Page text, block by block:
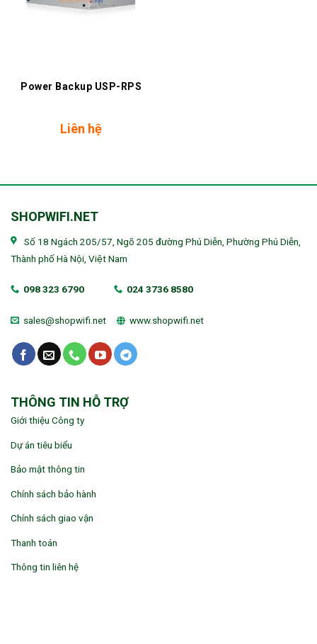
Power Backup USP-RPS
Liên hệ
SHOPWIFI.NET
Số 18 Ngách 205/57, Ngõ 205 đường Phú Diễn, Phường Phú Diễn,
Thành phố Hà Nội, Việt Nam
098 323 6790 024 3736 8580
sales@shopwifi.net www.shopwifi.net
THÔNG TIN HỖ TRỢ
Giới thiệu Công ty
Dự án tiêu biểu
Bảo mật thông tin
Chính sách bảo hành
Chính sách giao vận
Thanh toán
Thông tin liên hệ